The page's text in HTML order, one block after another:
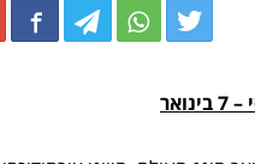
Twitter
Twitter